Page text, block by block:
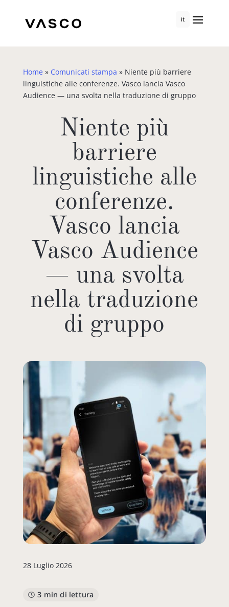
it
Home » Comunicati stampa » Niente più barriere
linguistiche alle conferenze. Vasco lancia Vasco
Audience — una svolta nella traduzione di gruppo
Niente più
barriere
linguistiche alle
conferenze.
Vasco lancia
Vasco Audience
— una svolta
nella traduzione
di gruppo
28 Luglio 2026
3 min di lettura